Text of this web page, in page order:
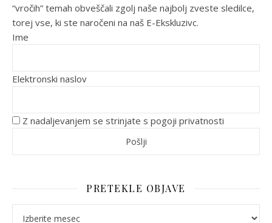
“vročih” temah obveščali zgolj naše najbolj zveste sledilce,
torej vse, ki ste naročeni na naš E-Ekskluzivc.
Ime
Elektronski naslov
Z nadaljevanjem se strinjate s pogoji privatnosti
PRETEKLE OBJAVE